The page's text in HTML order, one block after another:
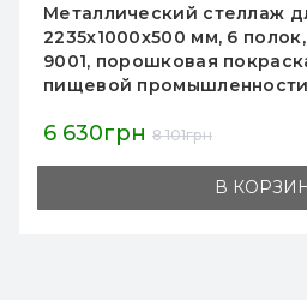
Металлический стеллаж
2235х1000х500 мм, 6
9001, порошковая
пищевой промышленности
6 630грн 8 101грн
В